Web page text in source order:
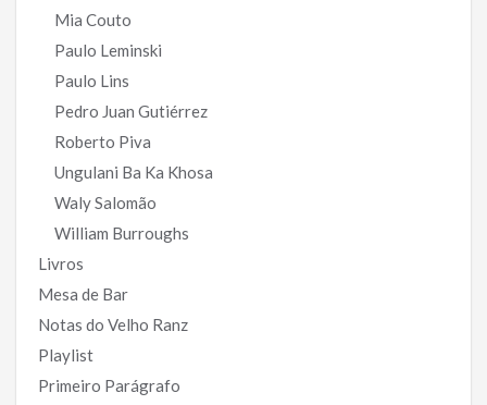
Mia Couto
Paulo Leminski
Paulo Lins
Pedro Juan Gutiérrez
Roberto Piva
Ungulani Ba Ka Khosa
Waly Salomão
William Burroughs
Livros
Mesa de Bar
Notas do Velho Ranz
Playlist
Primeiro Parágrafo